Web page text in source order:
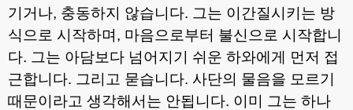
기거나, 충동하지 않습니다. 그는 이간질시키는 방
식으로 시작하며 , 마음으로부터 불신으로 시작합니
다. 그는 아담보다 넘어지기 쉬운 하와에게 먼저 접
근합니다. 그리고 묻습니다. 사단의 물음을 모르기
때문이라고 생각해서는 안됩니다. 이미 그는 하나